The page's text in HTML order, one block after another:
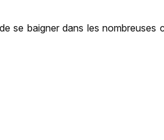
se baigner dans les